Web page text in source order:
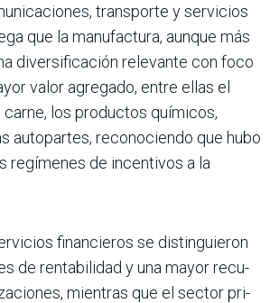
trans­porte y servicios
que la manufac­tura, aunque más
diversificación relevante con foco
valor agregado, entre ellas el
los productos quí­micos,
autopartes, reconociendo que hubo
regímenes de incentivos a la
financieros se distinguieron
de ren­tabilidad y una mayor recu­
mientras que el sector pri­